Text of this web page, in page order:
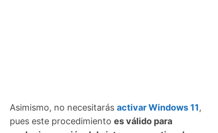
Asimismo, no necesitarás activar Windows 11,
pues este procedimiento es válido para